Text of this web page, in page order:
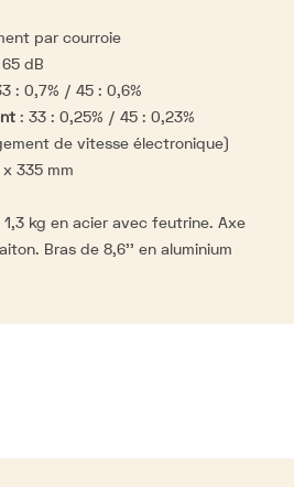
par courroie
65 dB
: 0,7% / 45 : 0,6%
: 33 : 0,25% / 45 : 0,23%
de vitesse électronique)
335 mm
1,3 kg en acier avec feutrine. Axe
Bras de 8,6’’ en aluminium